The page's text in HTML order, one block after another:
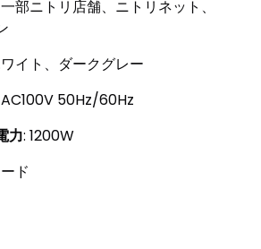
部ニトリ店舗、ニトリネット、
イト、ダークグレー
50Hz/60Hz
力: 1200W
ド